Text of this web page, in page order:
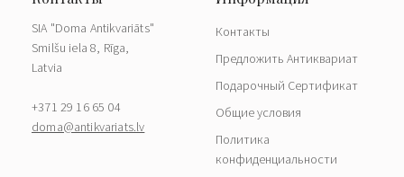
SIA "Doma Antikvariāts"
Smilšu iela 8, Rīga,
Latvia
+371 29 16 65 04
doma@antikvariats.lv
Контакты
Предложить Антиквариат
Подарочный Сертификат
Общие условия
Политика
конфиденциальности